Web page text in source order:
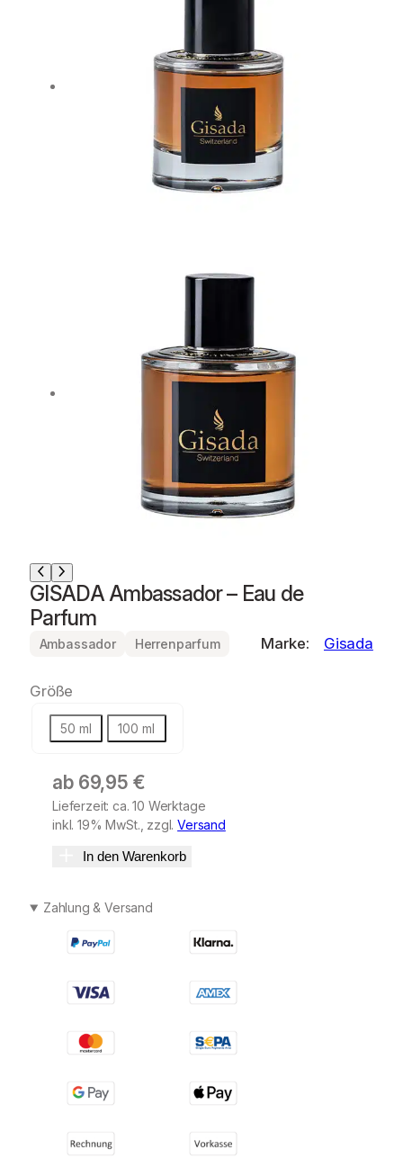
GISADA Ambassador – Eau de
Parfum
Ambassador Herrenparfum Marke: Gisada
Größe
50 ml 100 ml
ab 69,95 €
Lieferzeit: ca. 10 Werktage
inkl. 19% MwSt., zzgl.Versand
In den Warenkorb
Zahlung & Versand